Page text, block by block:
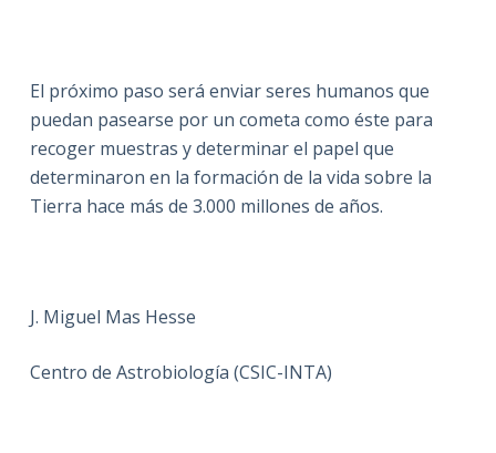
El próximo paso será enviar seres humanos que
puedan pasearse por un cometa como éste para
recoger muestras y determinar el papel que
determinaron en la formación de la vida sobre la
Tierra hace más de 3.000 millones de años.
J. Miguel Mas Hesse
Centro de Astrobiología (CSIC-INTA)